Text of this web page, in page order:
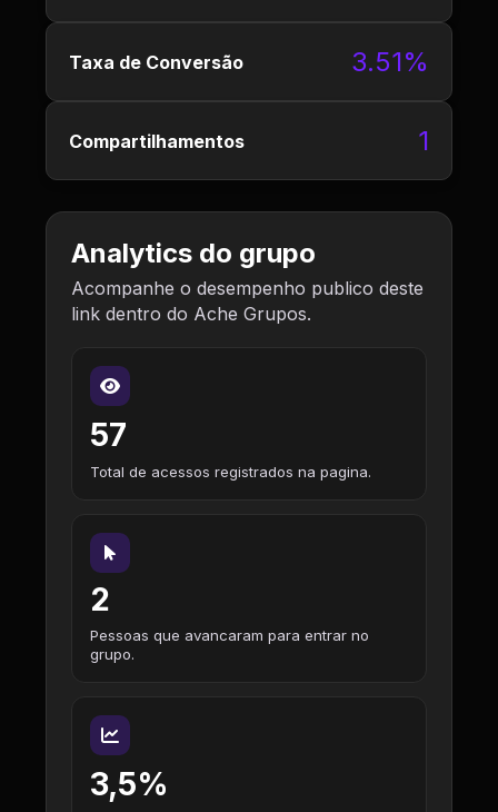
Taxa de Conversão 3.51%
Compartilhamentos 1
Analytics do grupo
Acompanhe o desempenho publico deste
link dentro do Ache Grupos.
57
Total de acessos registrados na pagina.
2
Pessoas que avancaram para entrar no
grupo.
3,5%